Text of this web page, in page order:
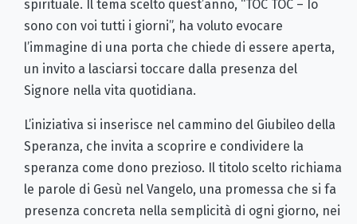
spirituale. Il tema scelto quest’anno, “TOC TOC – Io
sono con voi tutti i giorni”, ha voluto evocare
l’immagine di una porta che chiede di essere aperta,
un invito a lasciarsi toccare dalla presenza del
Signore nella vita quotidiana.
L’iniziativa si inserisce nel cammino del Giubileo della
Speranza, che invita a scoprire e condividere la
speranza come dono prezioso. Il titolo scelto richiama
le parole di Gesù nel Vangelo, una promessa che si fa
presenza concreta nella semplicità di ogni giorno, nei